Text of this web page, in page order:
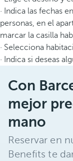
· Indica las fechas
personas, en el
marcar la casilla
· Selecciona
· Indica si deseas
Con
mejor
mano
Reservar en
Benefits te